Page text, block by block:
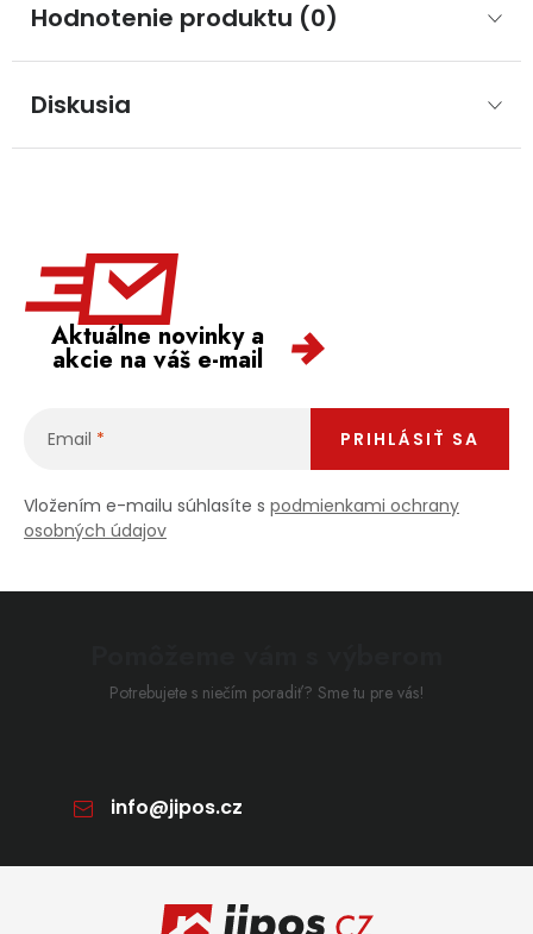
Hodnotenie produktu (0)
Diskusia
Aktuálne novinky a
akcie na váš e-mail
Email
Vložením e-mailu súhlasíte s podmienkami ochrany
osobných údajov
PRIHLÁSIŤ SA
Potrebujete s niečím poradiť? Sme tu pre vás!
info@jipos.cz